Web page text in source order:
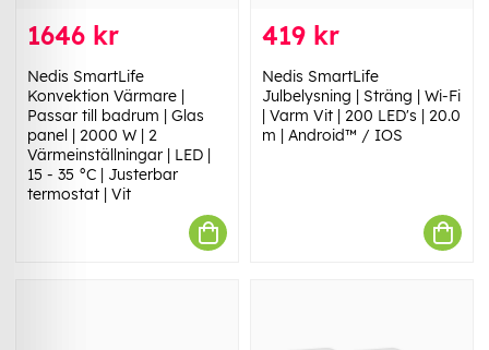
1646 kr
Nedis SmartLife
Konvektion Värmare |
Passar till badrum | Glas
panel | 2000 W | 2
Värmeinställningar | LED |
15 - 35 °C | Justerbar
termostat | Vit
419 kr
Nedis SmartLife
Julbelysning | Sträng | Wi-Fi
| Varm Vit | 200 LED's | 20.0
m | Android™ / IOS